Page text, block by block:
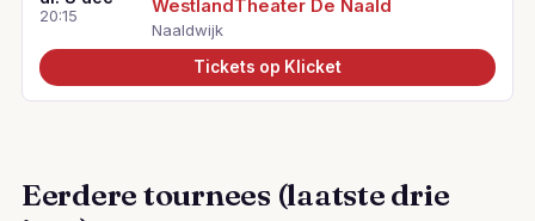
20:15 WestlandTheater De Naald
Naaldwijk
Tickets op Klicket
Eerdere tournees (laatste drie